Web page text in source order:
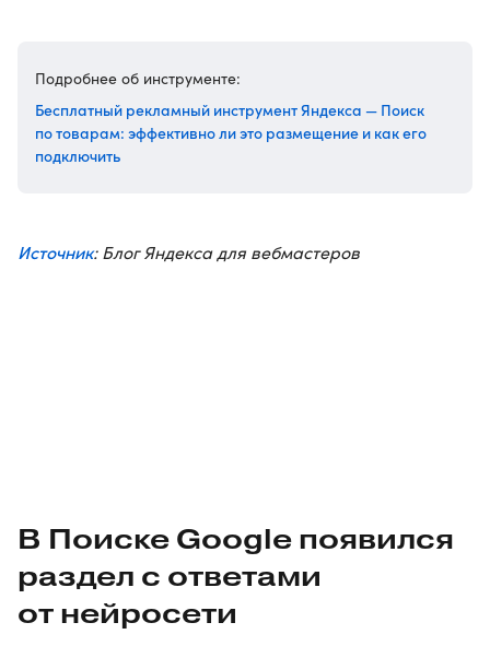
Подробнее об инструменте:
Бесплатный рекламный инструмент Яндекса — Поиск
по товарам: эффективно ли это размещение и как его
подключить
Источник: Блог Яндекса для вебмастеров
В Поиске Google появился
раздел с ответами
от нейросети